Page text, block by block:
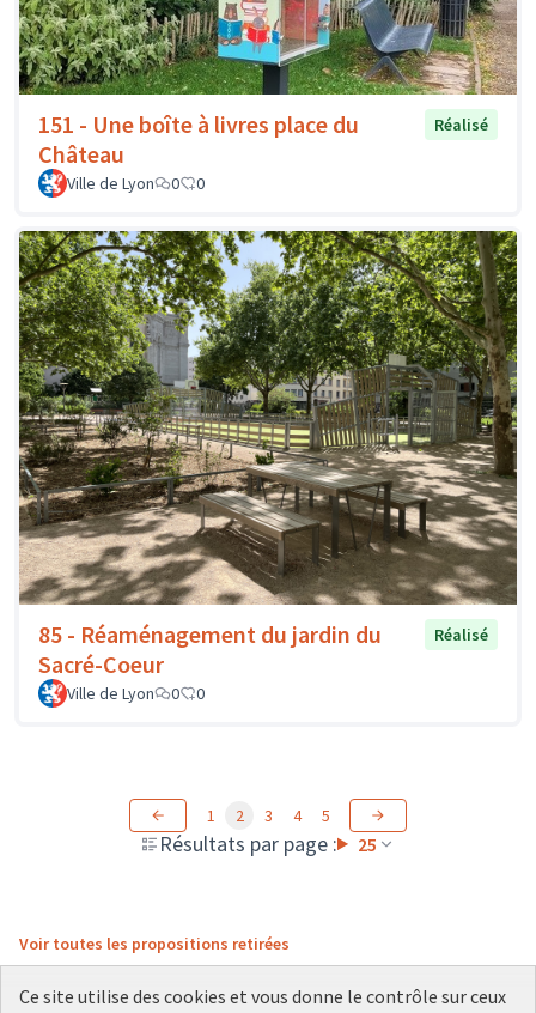
151 - Une boîte à livres place du
Château
Réalisé
Ville de Lyon 0 0
85 - Réaménagement du jardin du
Sacré-Coeur
Réalisé
Ville de Lyon 0 0
Résultats par page : 25
1 2 3 4 5
Voir toutes les propositions retirées
Ce site utilise des cookies et vous donne le contrôle sur ceux